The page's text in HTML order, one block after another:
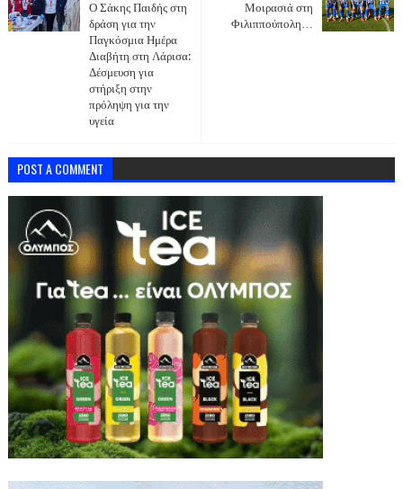
Μοιρασιά στη
Φιλιππούπολη…
Ο Σάκης Παιδής στη
δράση για την
Παγκόσμια Ημέρα
Διαβήτη στη Λάρισα:
Δέσμευση για
στήριξη στην
πρόληψη για την
υγεία
POST A COMMENT